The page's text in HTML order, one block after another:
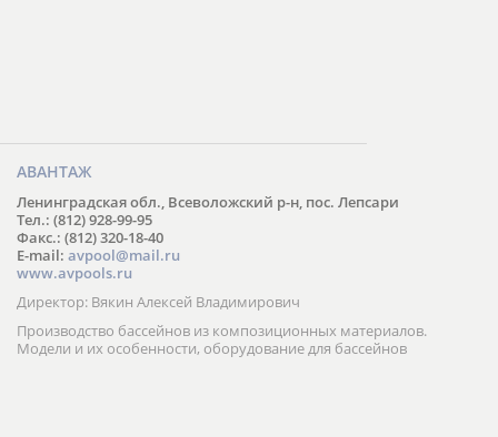
АВАНТАЖ
Ленинградская обл., Всеволожский р-н, пос. Лепсари
Тел.: (812) 928-99-95
Факс.: (812) 320-18-40
E-mail: avpool@mail.ru
www.avpools.ru
Директор: Вякин Алексей Владимирович
Производство бассейнов из композиционных материалов.
Модели и их особенности, оборудование для бассейнов